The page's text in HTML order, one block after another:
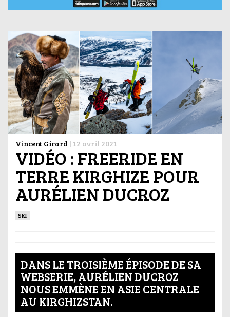
Vincent Girard | 12 avril 2021
VIDÉO : FREERIDE EN
TERRE KIRGHIZE POUR
AURÉLIEN DUCROZ
SKI
DANS LE TROISIÈME ÉPISODE DE SA
WEBSERIE, AURÉLIEN DUCROZ
NOUS EMMÈNE EN ASIE CENTRALE
AU KIRGHIZSTAN.